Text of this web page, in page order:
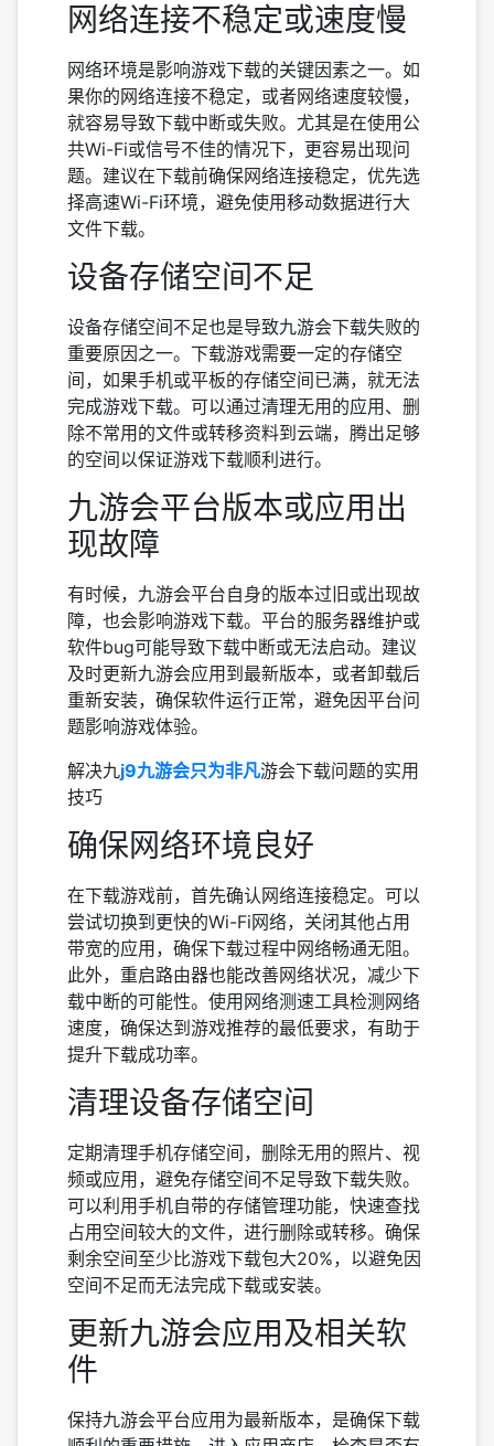
网络连接不稳定或速度慢
网络环境是影响游戏下载的关键因素之一。如
果你的网络连接不稳定，或者网络速度较慢，
就容易导致下载中断或失败。尤其是在使用公
共Wi-Fi或信号不佳的情况下，更容易出现问
题。建议在下载前确保网络连接稳定，优先选
择高速Wi-Fi环境，避免使用移动数据进行大
文件下载。
设备存储空间不足
设备存储空间不足也是导致九游会下载失败的
重要原因之一。下载游戏需要一定的存储空
间，如果手机或平板的存储空间已满，就无法
完成游戏下载。可以通过清理无用的应用、删
除不常用的文件或转移资料到云端，腾出足够
的空间以保证游戏下载顺利进行。
九游会平台版本或应用出
现故障
有时候，九游会平台自身的版本过旧或出现故
障，也会影响游戏下载。平台的服务器维护或
软件bug可能导致下载中断或无法启动。建议
及时更新九游会应用到最新版本，或者卸载后
重新安装，确保软件运行正常，避免因平台问
题影响游戏体验。
解决九j9九游会只为非凡游会下载问题的实用
技巧
确保网络环境良好
在下载游戏前，首先确认网络连接稳定。可以
尝试切换到更快的Wi-Fi网络，关闭其他占用
带宽的应用，确保下载过程中网络畅通无阻。
此外，重启路由器也能改善网络状况，减少下
载中断的可能性。使用网络测速工具检测网络
速度，确保达到游戏推荐的最低要求，有助于
提升下载成功率。
清理设备存储空间
定期清理手机存储空间，删除无用的照片、视
频或应用，避免存储空间不足导致下载失败。
可以利用手机自带的存储管理功能，快速查找
占用空间较大的文件，进行删除或转移。确保
剩余空间至少比游戏下载包大20%，以避免因
空间不足而无法完成下载或安装。
更新九游会应用及相关软
件
保持九游会平台应用为最新版本，是确保下载